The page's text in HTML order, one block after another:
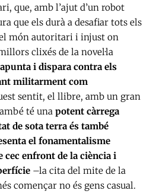
que, amb l’ajut d’un robot
que els durà a desafiar tots els
món autoritari i injust on
clixés de la novel·la
i dispara contra els
militarment com
sentit, el llibre, amb un gran
té una potent càrrega
de sota terra és també
el fonamentalisme
enfront de la ciència i
–la cita del mite de la
començar no és gens casual.